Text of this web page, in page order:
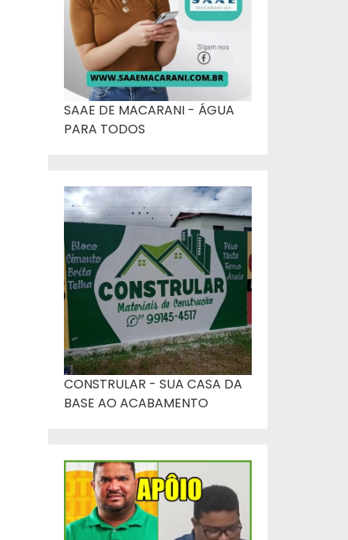
SAAE DE MACARANI - ÁGUA
PARA TODOS
CONSTRULAR - SUA CASA DA
BASE AO ACABAMENTO